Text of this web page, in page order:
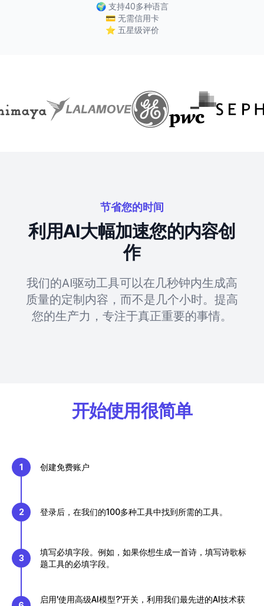
🌍 支持40多种语言
💳 无需信用卡
⭐ 五星级评价
节省您的时间
利用AI大幅加速您的内容创
作
我们的AI驱动工具可以在几秒钟内生成高
质量的定制内容，而不是几个小时。提高
您的生产力，专注于真正重要的事情。
开始使用很简单
1 创建免费账户
2 登录后，在我们的100多种工具中找到所需的工具。
3
填写必填字段。例如，如果你想生成一首诗，填写诗歌标
题工具的必填字段。
启用'使用高级AI模型?'开关，利用我们最先进的AI技术获